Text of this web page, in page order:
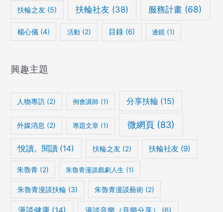
扶輪之友(5) 扶輪社友 (38) 服務計畫 (68)
楊心儀(4) 活動(2) 目錄(6) 邊鏡 (1)
興趣主題
人物專訪 (2) 例會講師 (1) 分享扶輪(15)
外媒消息 (2) 專題文章 (1) 微網頁(83)
悅讀。閱讀 (14) 扶輪之友(2) 扶輪社友 (9)
朱魯青 (2) 朱魯青漫談戲劇人生 (1)
朱魯青漫談扶輪 (3) 朱魯青漫談藝術 (2)